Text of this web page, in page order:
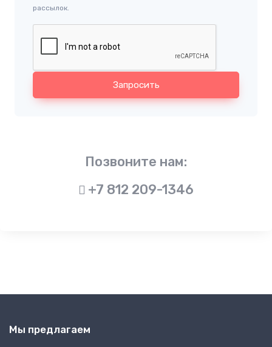
рассылок.
Запросить
Позвоните нам:
+7 812 209-1346
Мы предлагаем